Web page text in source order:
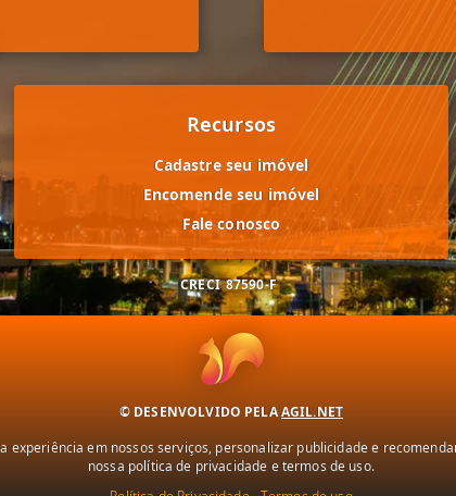
Recursos
Cadastre seu imóvel
Encomende seu imóvel
Fale conosco
CRECI 87590-F
© DESENVOLVIDO PELAAGIL.NET
em nossos serviços, personalizar publicidade e
nossa política de privacidade e termos de uso.